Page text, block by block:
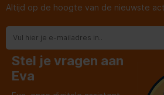
Altijd op de hoogte van de nieuwste
Stel je vragen aan
Eva